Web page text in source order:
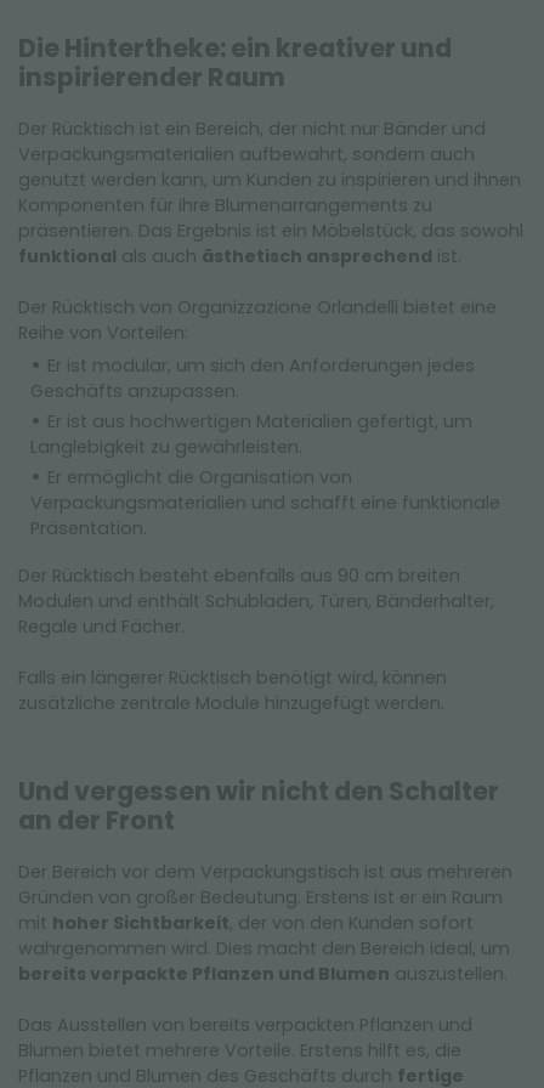
Die Hintertheke: ein kreativer und
inspirierender Raum
Der Rücktisch ist ein Bereich, der nicht nur Bänder und
Verpackungsmaterialien aufbewahrt, sondern auch
genutzt werden kann, um Kunden zu inspirieren und ihnen
Komponenten für ihre Blumenarrangements zu
präsentieren. Das Ergebnis ist ein Möbelstück, das sowohl
funktional als auch ästhetisch ansprechend ist.
Der Rücktisch von Organizzazione Orlandelli bietet eine
Reihe von Vorteilen:
Er ist modular, um sich den Anforderungen jedes
Geschäfts anzupassen.
Er ist aus hochwertigen Materialien gefertigt, um
Langlebigkeit zu gewährleisten.
Er ermöglicht die Organisation von
Verpackungsmaterialien und schafft eine funktionale
Präsentation.
Der Rücktisch besteht ebenfalls aus 90 cm breiten
Modulen und enthält Schubladen, Türen, Bänderhalter,
Regale und Fächer.
Falls ein längerer Rücktisch benötigt wird, können
zusätzliche zentrale Module hinzugefügt werden.
Und vergessen wir nicht den Schalter
an der Front
Der Bereich vor dem Verpackungstisch ist aus mehreren
Gründen von großer Bedeutung. Erstens ist er ein Raum
mit hoher Sichtbarkeit, der von den Kunden sofort
wahrgenommen wird. Dies macht den Bereich ideal, um
bereits verpackte Pflanzen und Blumen auszustellen.
Das Ausstellen von bereits verpackten Pflanzen und
Blumen bietet mehrere Vorteile. Erstens hilft es, die
Pflanzen und Blumen des Geschäfts durch fertige